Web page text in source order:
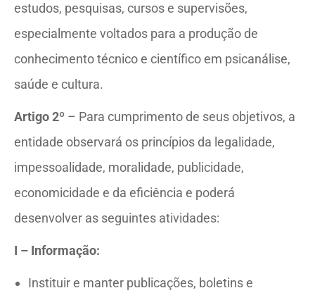
estudos, pesquisas, cursos e supervisões,
especialmente voltados para a produção de
conhecimento técnico e científico em psicanálise,
saúde e cultura.
Artigo 2º – Para cumprimento de seus objetivos, a
entidade observará os princípios da legalidade,
impessoalidade, moralidade, publicidade,
economicidade e da eficiência e poderá
desenvolver as seguintes atividades:
I – Informação:
Instituir e manter publicações, boletins e